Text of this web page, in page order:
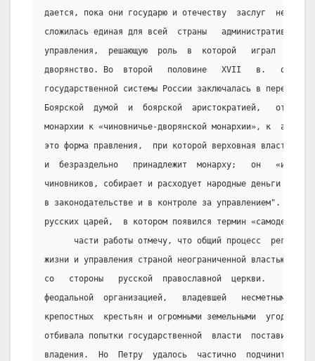
дается, пока они государю и отечеству  заслуг  не
сложилась единая для всей  страны   административно-
управления,  решающую  роль  в  которой   играл
дворянство. Во  второй   половине   XVII   в.   общая
государственной системы России заключалась в
Боярской  думой  и  боярской  аристократией,   от
монархии к «чиновничье-дворянской монархии», к
это форма правления,  при которой верховная власть в
и  безраздельно   принадлежит  монарху;   он
чиновников, собирает и расходует народные деньги без
в законодательстве и в контроле за управлением". В
русских царей,  в котором появился термин
части работы отмечу, что общий процесс
жизни и управления страной неограниченной властью
со   стороны   русской  православной  церкви.    Она
феодальной  организацией,   владевшей   несметными
крепостных  крестьян и огромными земельными
отбивала попытки государственной  власти  поставить
владения.  Но  Петру  удалось  частично  подчинить